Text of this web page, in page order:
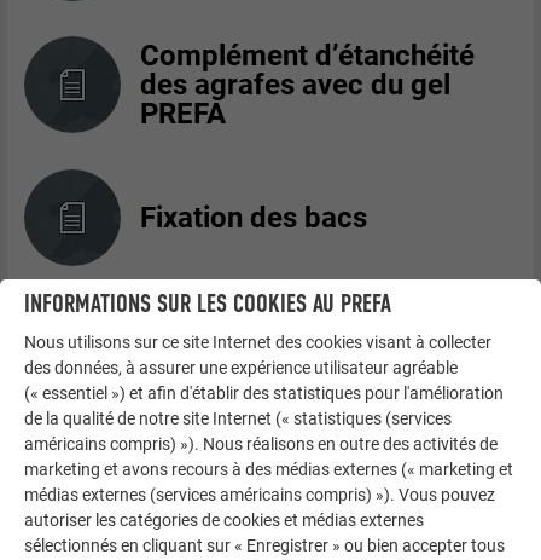
Complément d’étanchéité
des agrafes avec du gel
PREFA
Fixation des bacs
Positionnement des pattes
Nombre de pattes et
espacement
INFORMATIONS SUR LES COOKIES AU PREFA
Nous utilisons sur ce site Internet des cookies visant à collecter
des données, à assurer une expérience utilisateur agréable
(« essentiel ») et afin d'établir des statistiques pour l'amélioration
de la qualité de notre site Internet (« statistiques (services
américains compris) »). Nous réalisons en outre des activités de
marketing et avons recours à des médias externes (« marketing et
médias externes (services américains compris) »). Vous pouvez
autoriser les catégories de cookies et médias externes
sélectionnés en cliquant sur « Enregistrer » ou bien accepter tous